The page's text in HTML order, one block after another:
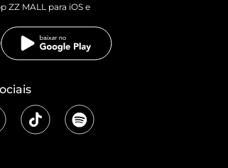
ZZ MALL para iOS e